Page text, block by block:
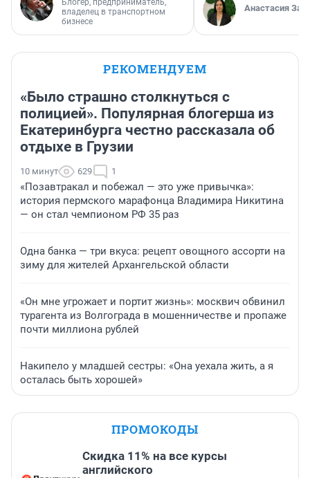
Блогер, предприниматель,
владелец в транспортном
бизнесе
Анастасия
РЕКОМЕНДУЕМ
«Было страшно столкнуться с
полицией». Популярная блогерша из
Екатеринбурга честно рассказала об
отдыхе в Грузии
10 минут 629 1
«Позавтракал и побежал — это уже привычка»:
история пермского марафонца Владимира Никитина
— он стал чемпионом РФ 35 раз
Одна банка — три вкуса: рецепт овощного ассорти на
зиму для жителей Архангельской области
«Он мне угрожает и портит жизнь»: москвич обвинил
турагента из Волгограда в мошенничестве и пропаже
почти миллиона рублей
Накипело у младшей сестры: «Она уехала жить, а я
осталась быть хорошей»
ПРОМОКОДЫ
Скидка 11% на все курсы
английского